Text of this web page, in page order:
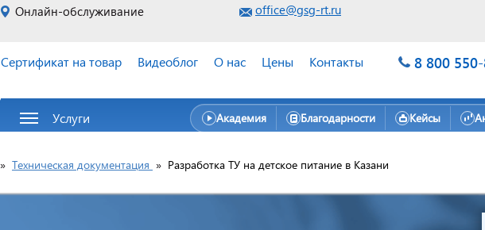
Онлайн-обслуживание office@gsg-rt.ru
Сертификат на товар Видеоблог О нас Цены Контакты 8 800
Услуги Академия Благодарности Кейсы
» Техническая документация » Разработка ТУ на детское питание в Казани